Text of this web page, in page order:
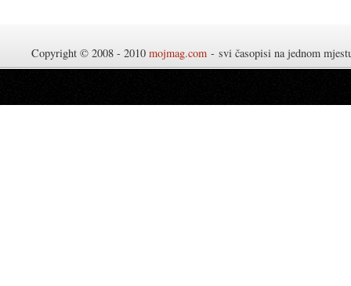
Copyright © 2008 - 2010 mojmag.com - svi časopisi na jednom